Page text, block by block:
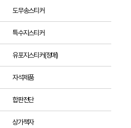
도무송스티커
특수지스티커
유포지스티커(정매)
자석제품
합판전단
상가책자